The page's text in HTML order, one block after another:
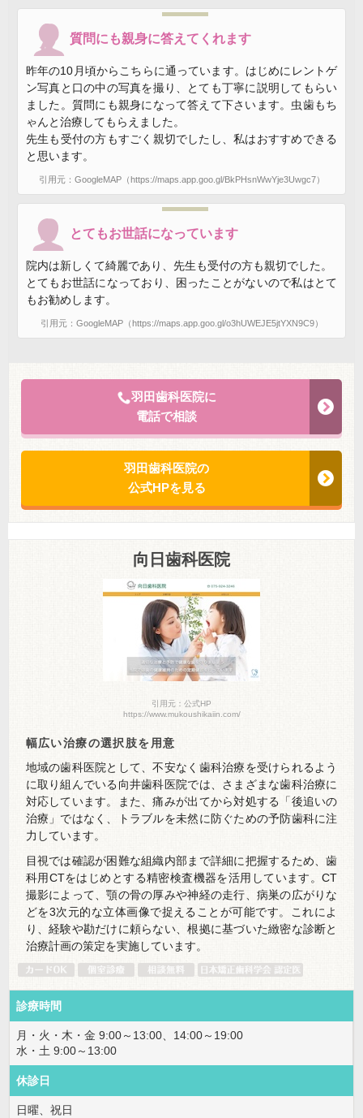
質問にも親身に答えてくれます
昨年の10月頃からこちらに通っています。はじめにレントゲ
ン写真と口の中の写真を撮り、とても丁寧に説明してもらい
ました。質問にも親身になって答えて下さいます。虫歯もち
ゃんと治療してもらえました。
先生も受付の方もすごく親切でしたし、私はおすすめできる
と思います。
引用元：GoogleMAP（https://maps.app.goo.gl/BkPHsnWwYje3Uwgc7）
とてもお世話になっています
院内は新しくて綺麗であり、先生も受付の方も親切でした。
とてもお世話になっており、困ったことがないので私はとて
もお勧めします。
引用元：GoogleMAP（https://maps.app.goo.gl/o3hUWEJE5jtYXN9C9）
羽田歯科医院に
電話で相談
羽田歯科医院の
公式HPを見る
向日歯科医院
引用元：公式HP
https://www.mukoushikaiin.com/
幅広い治療の選択肢を用意
地域の歯科医院として、不安なく歯科治療を受けられるよう
に取り組んでいる向井歯科医院では、さまざまな歯科治療に
対応しています。また、痛みが出てから対処する「後追いの
治療」ではなく、トラブルを未然に防ぐための予防歯科に注
力しています。
目視では確認が困難な組織内部まで詳細に把握するため、歯
科用CTをはじめとする精密検査機器を活用しています。CT
撮影によって、顎の骨の厚みや神経の走行、病巣の広がりな
どを3次元的な立体画像で捉えることが可能です。これによ
り、経験や勘だけに頼らない、根拠に基づいた緻密な診断と
治療計画の策定を実施しています。
診療時間
月・火・木・金 9:00～13:00、14:00～19:00
水・土 9:00～13:00
休診日
日曜、祝日